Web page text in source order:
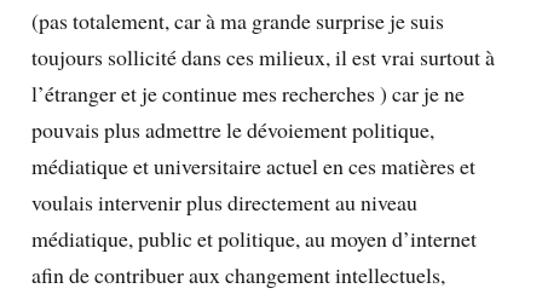
(pas totalement, car à ma grande surprise je suis
toujours sollicité dans ces milieux, il est vrai surtout à
l’étranger et je continue mes recherches ) car je ne
pouvais plus admettre le dévoiement politique,
médiatique et universitaire actuel en ces matières et
voulais intervenir plus directement au niveau
médiatique, public et politique, au moyen d’internet
afin de contribuer aux changement intellectuels,